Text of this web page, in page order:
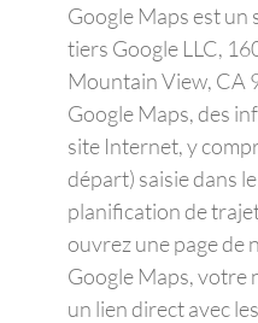
Google Maps est
tiers Google LLC,
Mountain View, CA
Google Maps, des
site Internet, y
départ) saisie dans
planification de
ouvrez une page de
Google Maps, votre
un lien direct avec